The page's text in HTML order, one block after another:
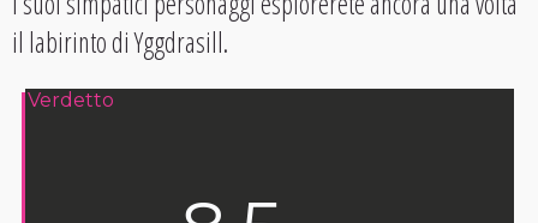
il labirinto di Yggdrasill.
Verdetto